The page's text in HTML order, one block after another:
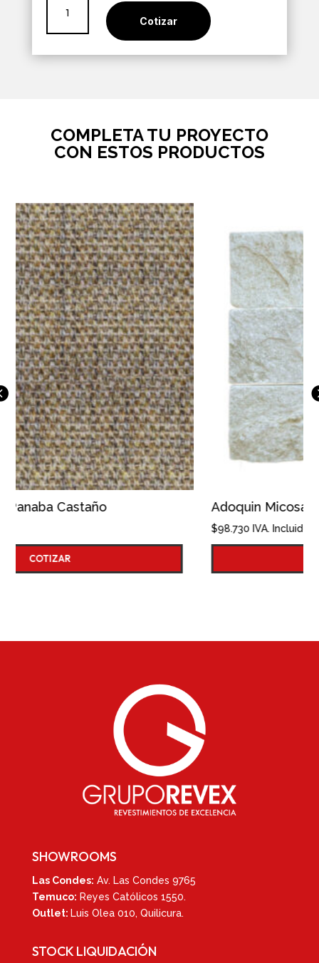
Coal
Matt
Cotizar
COMPLETA TU PROYECTO
CON ESTOS PRODUCTOS
Adoquin Micosa 10x10
SHOWROOMS
Las Condes: Av. Las Condes 9765
Temuco: Reyes Católicos 1550.
Outlet: Luis Olea 010, Quilicura.
STOCK LIQUIDACIÓN